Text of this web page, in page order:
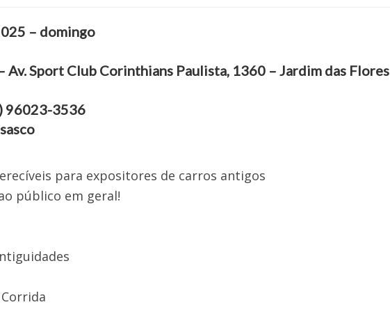
– domingo
Av. Sport Club Corinthians Paulista, 1360 – Jardim das Flores
96023-3536
para expositores de carros antigos
público em geral!